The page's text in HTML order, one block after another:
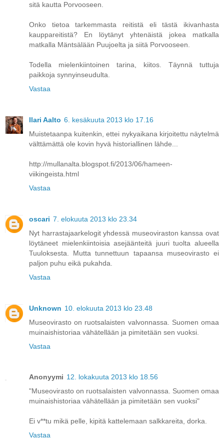
sitä kautta Porvooseen.
Onko tietoa tarkemmasta reitistä eli tästä ikivanhasta
kauppareitistä? En löytänyt yhtenäistä jokea matkalla
matkalla Mäntsälään Puujoelta ja siitä Porvooseen.
Todella mielenkiintoinen tarina, kiitos. Täynnä tuttuja
paikkoja synnyinseudulta.
Vastaa
Ilari Aalto 6. kesäkuuta 2013 klo 17.16
Muistetaanpa kuitenkin, ettei nykyaikana kirjoitettu näytelmä
välttämättä ole kovin hyvä historiallinen lähde...
http://mullanalta.blogspot.fi/2013/06/hameen-
viikingeista.html
Vastaa
oscari 7. elokuuta 2013 klo 23.34
Nyt harrastajaarkelogit yhdessä museoviraston kanssa ovat
löytäneet mielenkiintoisia asejäänteitä juuri tuolta alueella
Tuuloksesta. Mutta tunnettuun tapaansa museovirasto ei
paljon puhu eikä pukahda.
Vastaa
Unknown 10. elokuuta 2013 klo 23.48
Museovirasto on ruotsalaisten valvonnassa. Suomen omaa
muinaishistoriaa vähätellään ja pimitetään sen vuoksi.
Vastaa
Anonyymi 12. lokakuuta 2013 klo 18.56
"Museovirasto on ruotsalaisten valvonnassa. Suomen omaa
muinaishistoriaa vähätellään ja pimitetään sen vuoksi"
Ei v**tu mikä pelle, kipitä kattelemaan salkkareita, dorka.
Vastaa